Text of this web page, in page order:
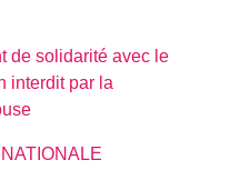
de solidarité avec le
interdit par la